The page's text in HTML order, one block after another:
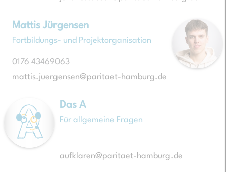
Mattis Jürgensen
Fortbildungs- und Projektorganisation
0176 43469063
mattis.juergensen@paritaet-hamburg.de
Das A
Für allgemeine Fragen
aufklaren@paritaet-hamburg.de